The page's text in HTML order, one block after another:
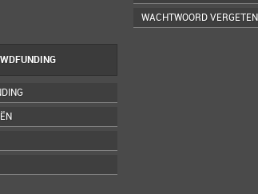
WACHTWOORD VERGETEN